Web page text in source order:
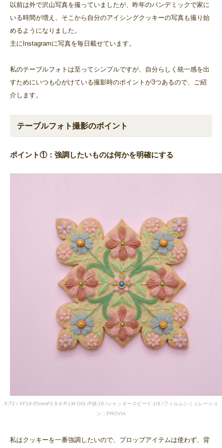
以前は外で沢山写真を撮っていましたが、昨年のパンデミックで家に
いる時間が増え、そこから自分のアイシングクッキーの写真も撮り始
めるようになりました。
主にInstagramに写真を毎日載せています。
私のテーブルフォトは至ってシンプルですが、自分らしく統一感を出
すためにいつも心がけている撮影時のポイントが3つあるので、ご紹
介します。
テーブルフォト撮影のポイント
ポイント①：強調したいものは何かを明確にする
X-T2 / XF18-55mmF2.8-4 R LM OIS /F値:16 /シャッタースピード:1/6 /フィルムシミュレーショ
ン：PROVIA
私はクッキーを一番強調したいので、プロップアイテムは使わず、背